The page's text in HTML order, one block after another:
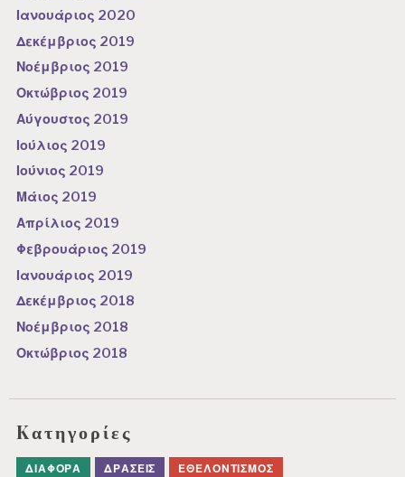
Ιανουάριος 2020
Δεκέμβριος 2019
Νοέμβριος 2019
Οκτώβριος 2019
Αύγουστος 2019
Ιούλιος 2019
Ιούνιος 2019
Μάιος 2019
Απρίλιος 2019
Φεβρουάριος 2019
Ιανουάριος 2019
Δεκέμβριος 2018
Νοέμβριος 2018
Οκτώβριος 2018
Kατηγορίες
ΔΙΆΦΟΡΑ ΔΡΆΣΕΙΣ
ΕΘΕΛΟΝΤΙΣΜΌΣ